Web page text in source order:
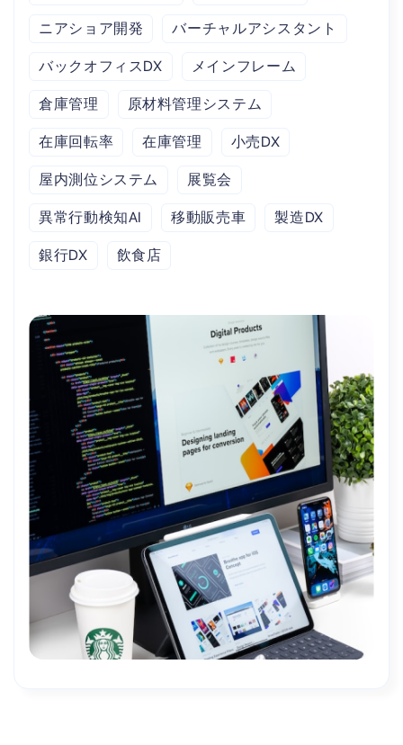
ニアショア開発 バーチャルアシスタント
バックオフィスDX メインフレーム
倉庫管理 原材料管理システム
在庫回転率 在庫管理 小売DX
屋内測位システム 展覧会
異常行動検知AI 移動販売車 製造DX
銀行DX 飲食店